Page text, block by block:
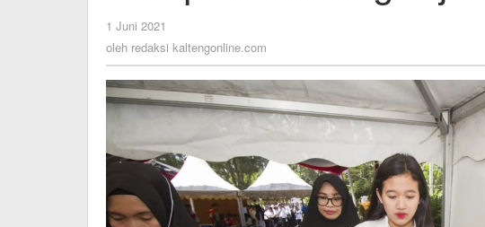
1 Juni 2021
redaksi
kaltengonline.com
oleh redaksi kaltengonline.com